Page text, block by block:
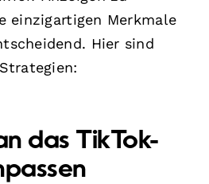
einzigartigen Merkmale
Hier sind
das TikTok-